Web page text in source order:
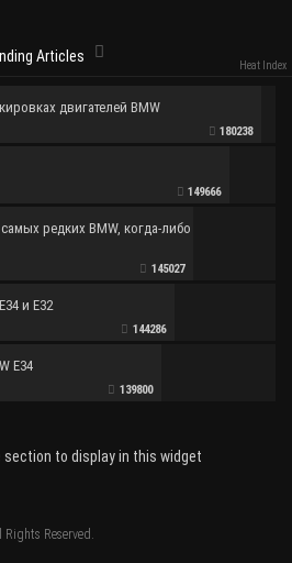
Articles
Heat Index
двигателей BMW
180238
149666
редких BMW, когда-либо
145027
и E32
144286
E34
139800
to display in this widget
Reserved.